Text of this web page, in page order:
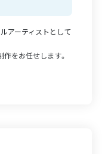
アーティストとして
作をお任せします。